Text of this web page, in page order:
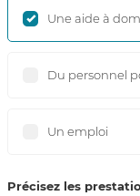
Une aide à
Du personnel
Un emploi
Précisez les